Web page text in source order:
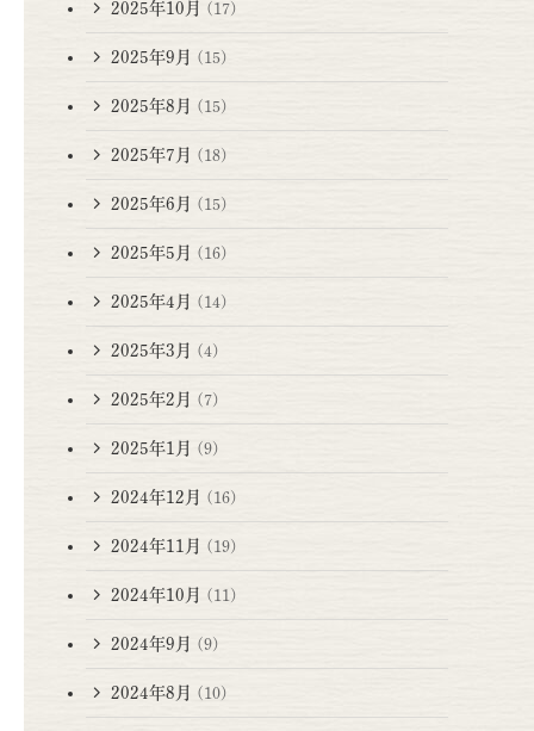
2025年10月 (17)
2025年9月 (15)
2025年8月 (15)
2025年7月 (18)
2025年6月 (15)
2025年5月 (16)
2025年4月 (14)
2025年3月 (4)
2025年2月 (7)
2025年1月 (9)
2024年12月 (16)
2024年11月 (19)
2024年10月 (11)
2024年9月 (9)
2024年8月 (10)